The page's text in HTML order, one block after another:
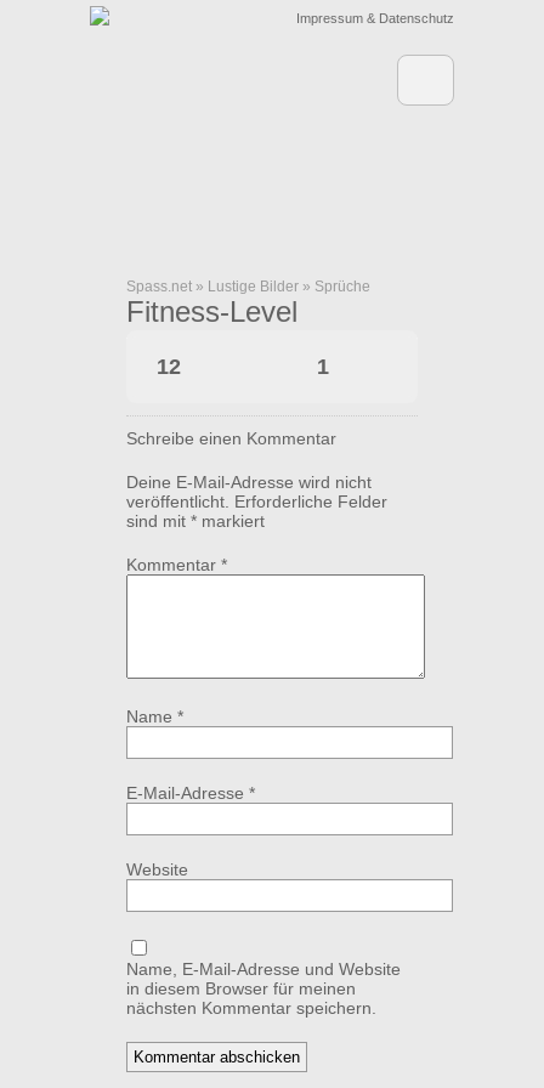
Impressum & Datenschutz
Spass.net » Lustige Bilder » Sprüche
Fitness-Level
12 1
Schreibe einen Kommentar
Deine E-Mail-Adresse wird nicht
veröffentlicht. Erforderliche Felder
sind mit * markiert
Kommentar *
Name *
E-Mail-Adresse *
Website
Name, E-Mail-Adresse und Website
in diesem Browser für meinen
nächsten Kommentar speichern.